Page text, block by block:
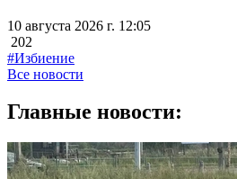
10 августа 2026 г. 12:05
202
#Избиение
Все новости
Главные новости: